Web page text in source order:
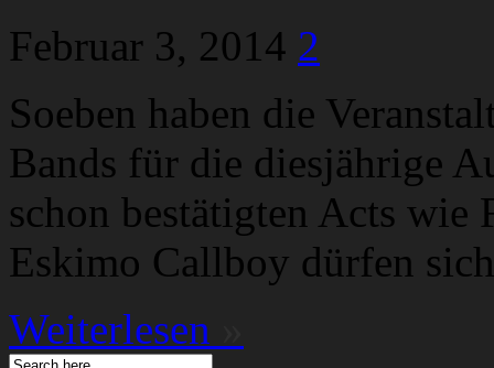
Februar 3, 2014 2
Soeben haben die
Bands für die diesjährige
schon bestätigten Acts
Eskimo Callboy dürfen
Weiterlesen